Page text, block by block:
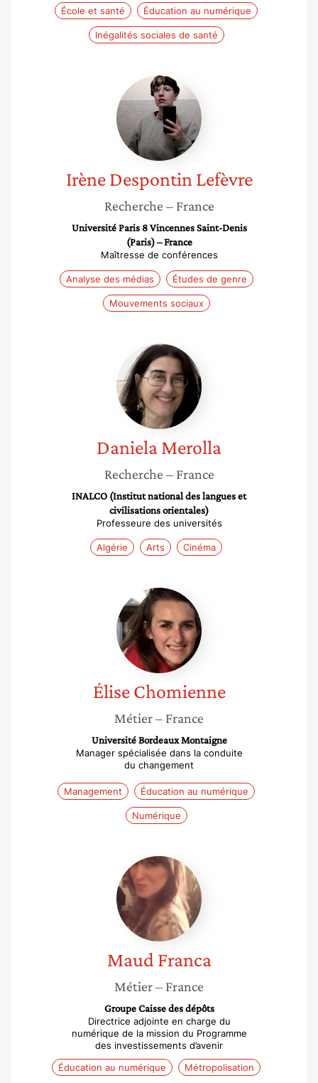
École et santé Éducation au numérique
Inégalités sociales de santé
Irène
Despontin
Lefèvre
Irène Despontin Lefèvre
Recherche – France
Université Paris 8 Vincennes Saint-Denis
(Paris) – France
Maîtresse de conférences
Analyse des médias Études de genre
Mouvements sociaux
Daniela
Merolla
DanielaMerolla
Recherche – France
INALCO (Institut national des langues et
civilisations orientales)
Professeure des universités
Algérie Arts Cinéma
Élise
Chomienne
Élise Chomienne
Métier– France
Université Bordeaux Montaigne
Manager spécialisée dans la conduite
du changement
Management Éducation au numérique
Numérique
Maud
Franca
Maud Franca
Métier– France
Groupe Caisse des dépôts
Directrice adjointe en charge du
numérique de la mission du Programme
des investissements d’avenir
Éducation au numérique
Métropolisation